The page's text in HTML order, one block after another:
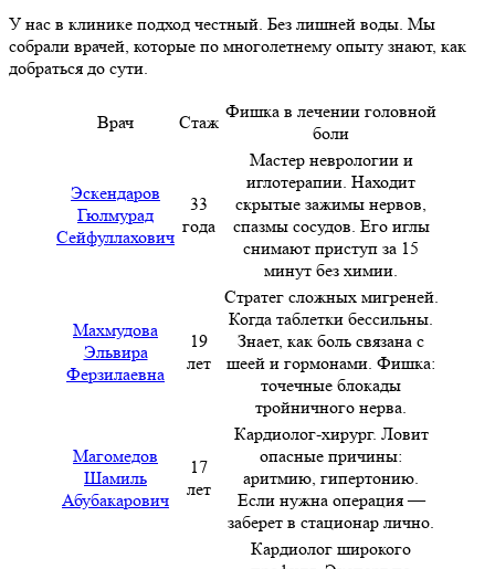
У нас в клинике подход честный. Без лишней воды. Мы
собрали врачей, которые по многолетнему опыту знают, как
добраться до сути.
Врач Стаж
Фишка в лечении головной
боли
Эскендаров
Гюлмурад
Сейфуллахович
33
года
Мастер неврологии и
иглотерапии. Находит
скрытые зажимы нервов,
спазмы сосудов. Его иглы
снимают приступ за 15
минут без химии.
Махмудова
Эльвира
Ферзилаевна
19
лет
Стратег сложных мигреней.
Когда таблетки бессильны.
Знает, как боль связана с
шеей и гормонами. Фишка:
точечные блокады
тройничного нерва.
Магомедов
Шамиль
Абубакарович
17
лет
Кардиолог-хирург. Ловит
опасные причины:
аритмию, гипертонию.
Если нужна операция —
заберет в стационар лично.
Кардиолог широкого